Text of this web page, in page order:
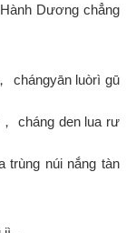
Dương chẳng
chángyān luòrì gū
cháng den lua rư
trùng núi nắng tàn